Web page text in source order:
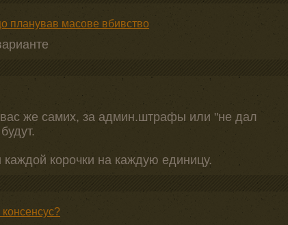
планував масове вбивство
вас же самих, за админ.штрафы или "не дал
корочки на каждую единицу.